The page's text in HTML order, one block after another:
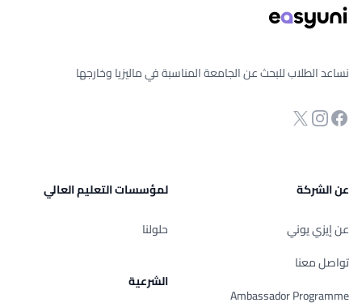
نساعد الطلاب للبحث عن الجامعة المناسبة في ماليزيا وخارجها
صفحة الفيسبوك
انستجرام
Twitter
عن الشركة
عن إيزي يوني
تواصل معنا
Ambassador Programme
لمؤسسات التعليم العالي
حلولنا
الشرعية